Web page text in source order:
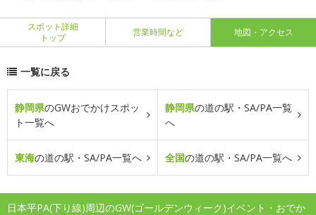
スポット詳細
トップ
営業時間など 地図・アクセス
一覧に戻る
静岡県のGWおでかけスポッ
ト一覧へ
静岡県の道の駅・SA/PA一覧
へ
東海の道の駅・SA/PA一覧へ 全国の道の駅・SA/PA一覧へ
日本平PA(下り線)周辺のGW(ゴールデンウィーク)イベント・おでか